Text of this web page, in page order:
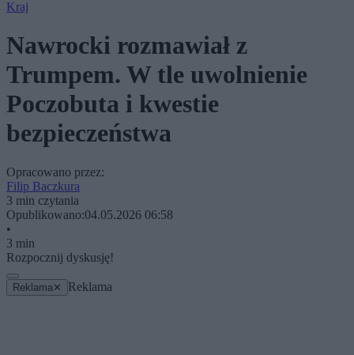
Kraj
Nawrocki rozmawiał z
Trumpem. W tle uwolnienie
Poczobuta i kwestie
bezpieczeństwa
Opracowano przez:
Filip Baczkura
3 min czytania
Opublikowano:04.05.2026 06:58
•
3 min
Rozpocznij dyskusję!
Reklama ✕ Reklama